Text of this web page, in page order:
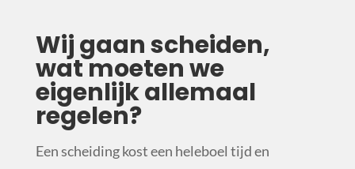
Wij gaan scheiden,
wat moeten we
eigenlijk allemaal
regelen?
Een scheiding kost een heleboel tijd en